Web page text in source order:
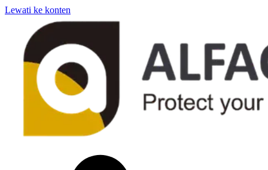
Lewati ke konten